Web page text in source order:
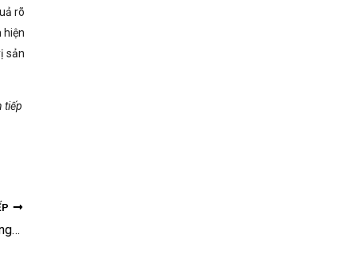
rõ
hiện
sản
tiếp
NAFOSTED hỗ trợ doanh nghiệp tiếp cận nguồn tài trợ thực hiện nhiệm vụ KH&CN cấp quốc gia